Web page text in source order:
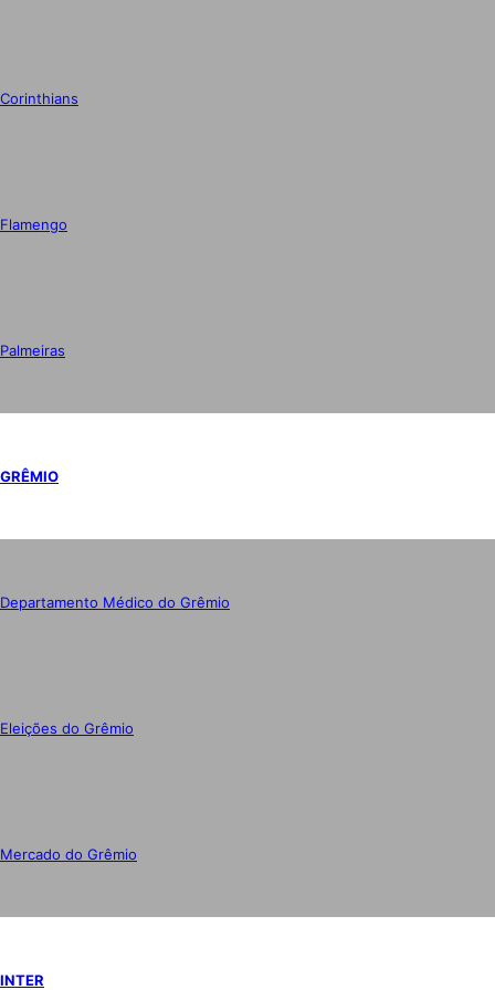
Corinthians
Flamengo
Palmeiras
GRÊMIO
Departamento Médico do Grêmio
Eleições do Grêmio
Mercado do Grêmio
INTER